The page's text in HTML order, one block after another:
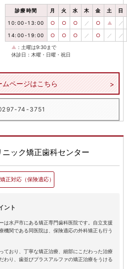
診療時間 月 火 水 木 金 土 日
10:00-13:00 ○ ○ ○ ／ ○ ▲ ／
14:00-19:00 ○ ○ ○ ／ ○ ／ ／
▲ ：土曜は9:30まで
休診日：木曜・日曜・祝日
ムページはこちら
74-3751
ック矯正歯科センター
正対応（保険適応）
ント
は水戸市にある矯正専門歯科医院です。自立支援
機関である同医院は、保険適応の外科矯正も行う
ており、丁寧な矯正治療、細部にこだわった治療
わり、歯並びプラスアルファの矯正治療をうける